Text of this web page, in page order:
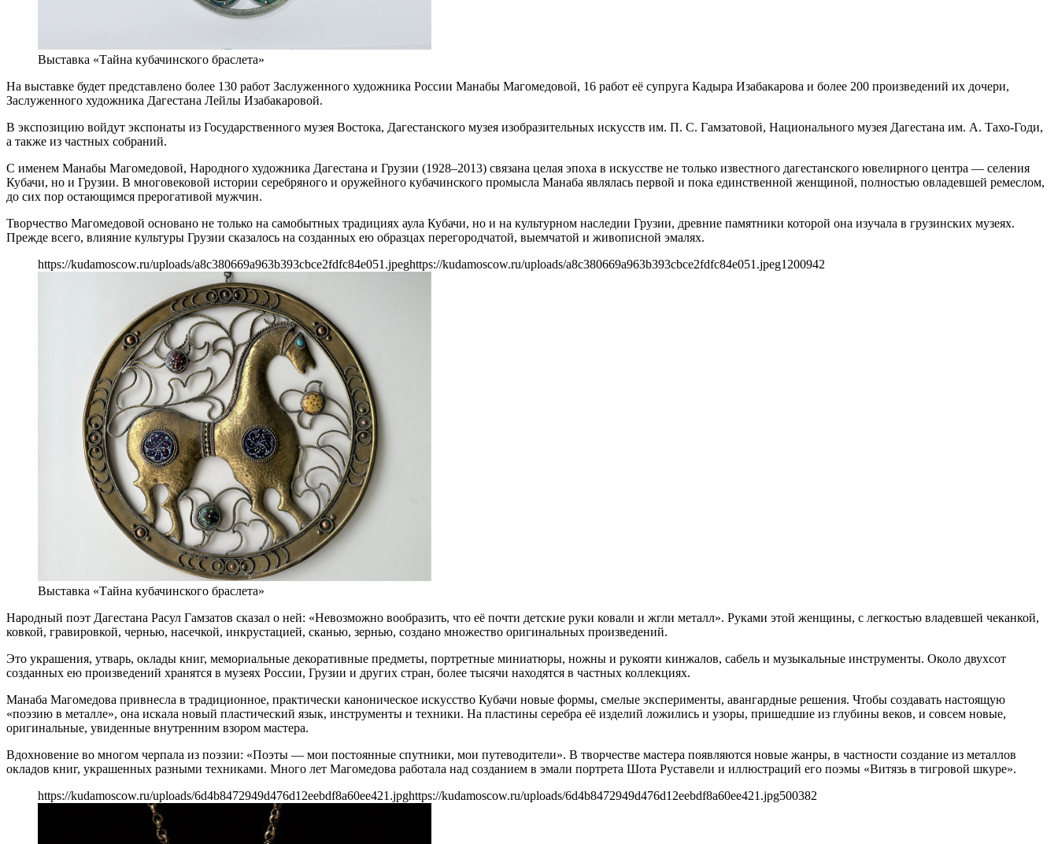
Выставка «Тайна кубачинского браслета»
На выставке будет представлено более 130 работ Заслуженного художника России Манабы Магомедовой, 16 работ её супруга Кадыра Изабакарова и более 200 произведений их дочери,
Заслуженного художника Дагестана Лейлы Изабакаровой.
В экспозицию войдут экспонаты из Государственного музея Востока, Дагестанского музея изобразительных искусств им. П. С. Гамзатовой, Национального музея Дагестана им. А. Тахо-Годи,
а также из частных собраний.
С именем Манабы Магомедовой, Народного художника Дагестана и Грузии (1928–2013) связана целая эпоха в искусстве не только известного дагестанского ювелирного центра — селения
Кубачи, но и Грузии. В многовековой истории серебряного и оружейного кубачинского промысла Манаба являлась первой и пока единственной женщиной, полностью овладевшей ремеслом,
до сих пор остающимся прерогативой мужчин.
Творчество Магомедовой основано не только на самобытных традициях аула Кубачи, но и на культурном наследии Грузии, древние памятники которой она изучала в грузинских музеях.
Прежде всего, влияние культуры Грузии сказалось на созданных ею образцах перегородчатой, выемчатой и живописной эмалях.
https://kudamoscow.ru/uploads/a8c380669a963b393cbce2fdfc84e051.jpeghttps://kudamoscow.ru/uploads/a8c380669a963b393cbce2fdfc84e051.jpeg1200942
Выставка «Тайна кубачинского браслета»
Народный поэт Дагестана Расул Гамзатов сказал о ней: «Невозможно вообразить, что её почти детские руки ковали и жгли металл». Руками этой женщины, с легкостью владевшей чеканкой,
ковкой, гравировкой, чернью, насечкой, инкрустацией, сканью, зернью, создано множество оригинальных произведений.
Это украшения, утварь, оклады книг, мемориальные декоративные предметы, портретные миниатюры, ножны и рукояти кинжалов, сабель и музыкальные инструменты. Около двухсот
созданных ею произведений хранятся в музеях России, Грузии и других стран, более тысячи находятся в частных коллекциях.
Манаба Магомедова привнесла в традиционное, практически каноническое искусство Кубачи новые формы, смелые эксперименты, авангардные решения. Чтобы создавать настоящую
«поэзию в металле», она искала новый пластический язык, инструменты и техники. На пластины серебра её изделий ложились и узоры, пришедшие из глубины веков, и совсем новые,
оригинальные, увиденные внутренним взором мастера.
Вдохновение во многом черпала из поэзии: «Поэты — мои постоянные спутники, мои путеводители». В творчестве мастера появляются новые жанры, в частности создание из металлов
окладов книг, украшенных разными техниками. Много лет Магомедова работала над созданием в эмали портрета Шота Руставели и иллюстраций его поэмы «Витязь в тигровой шкуре».
https://kudamoscow.ru/uploads/6d4b8472949d476d12eebdf8a60ee421.jpghttps://kudamoscow.ru/uploads/6d4b8472949d476d12eebdf8a60ee421.jpg500382